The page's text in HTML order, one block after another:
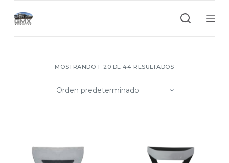
a
MOSTRANDO 1–20 DE 44 RESULTADOS